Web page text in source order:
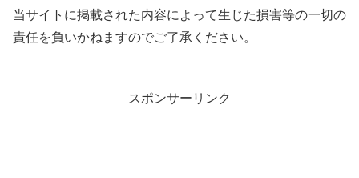
当サイトに掲載された内容によって生じた損害等の一切の
責任を負いかねますのでご了承ください。
スポンサーリンク